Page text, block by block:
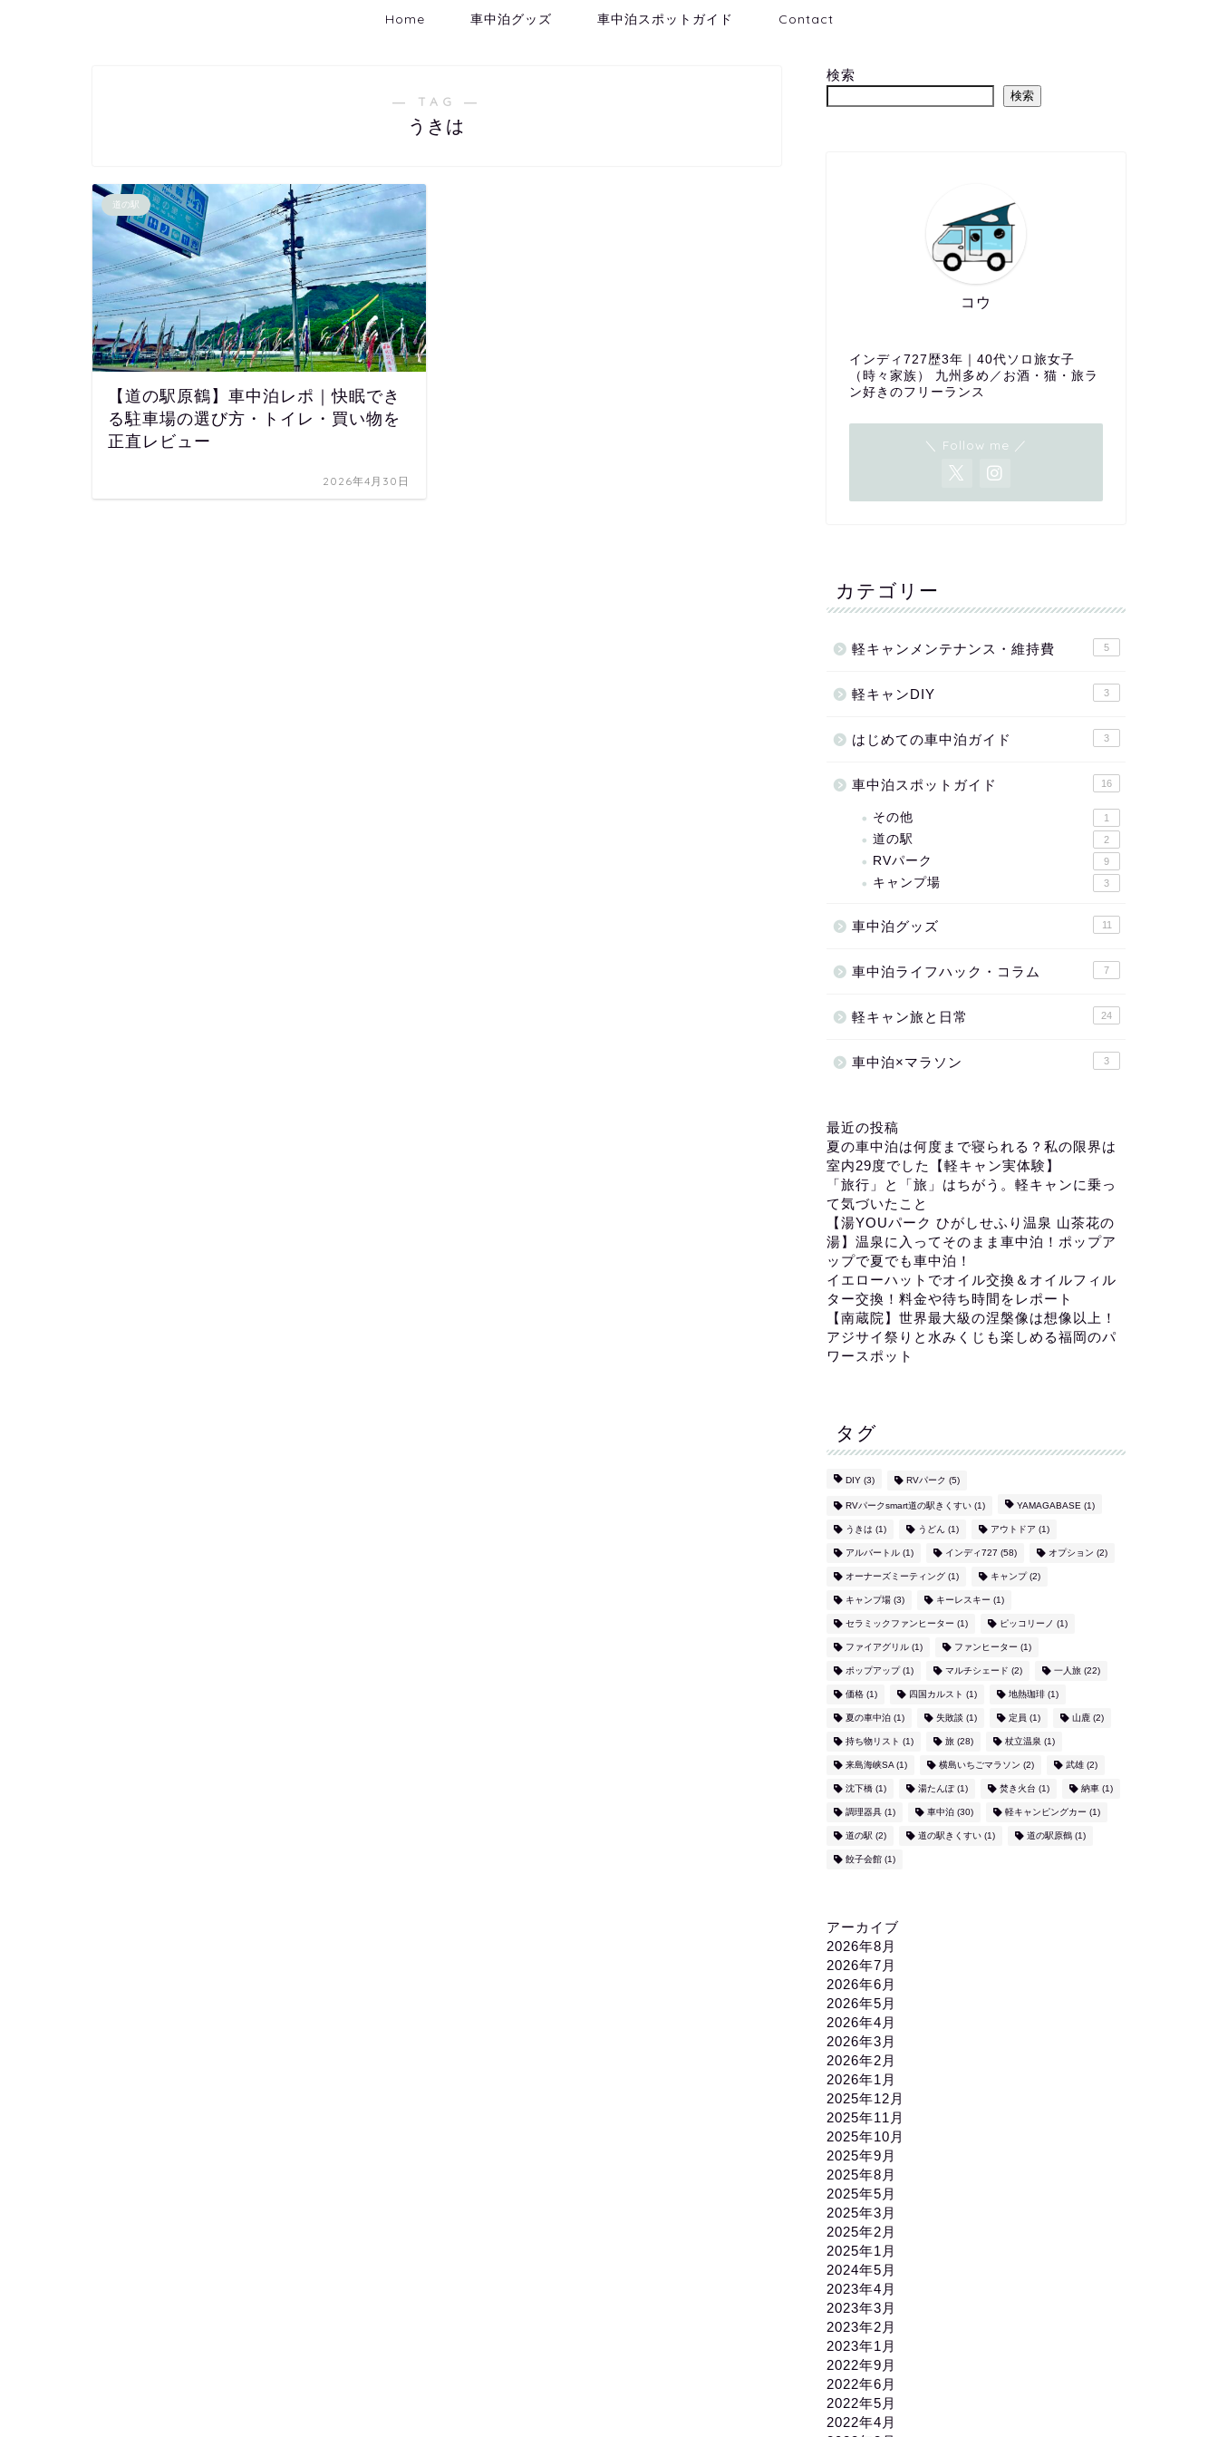
Home 車中泊グッズ 車中泊スポットガイド Contact
― TAG ―
うきは
道の駅
【道の駅原鶴】車中泊レポ｜快眠でき
る駐車場の選び方・トイレ・買い物を
正直レビュー
2026年4月30日
検索
検索
コウ
インディ727歴3年｜40代ソロ旅女子
（時々家族） 九州多め／お酒・猫・旅ラ
ン好きのフリーランス
＼ Follow me ／
カテゴリー
軽キャンメンテナンス・維持費 5
軽キャンDIY 3
はじめての車中泊ガイド 3
車中泊スポットガイド 16
その他 1
道の駅 2
RVパーク 9
キャンプ場 3
車中泊グッズ 11
車中泊ライフハック・コラム 7
軽キャン旅と日常 24
車中泊×マラソン 3
最近の投稿
夏の車中泊は何度まで寝られる？私の限界は
室内29度でした【軽キャン実体験】
「旅行」と「旅」はちがう。軽キャンに乗っ
て気づいたこと
【湯YOUパーク ひがしせふり温泉 山茶花の
湯】温泉に入ってそのまま車中泊！ポップア
ップで夏でも車中泊！
イエローハットでオイル交換＆オイルフィル
ター交換！料金や待ち時間をレポート
【南蔵院】世界最大級の涅槃像は想像以上！
アジサイ祭りと水みくじも楽しめる福岡のパ
ワースポット
タグ
DIY(3) RVパーク (5)
RVパークsmart道の駅きくすい(1) YAMAGABASE (1)
うきは (1) うどん (1) アウトドア (1)
アルバートル(1) インディ727 (58) オプション (2)
オーナーズミーティング(1) キャンプ(2)
キャンプ場(3) キーレスキー (1)
セラミックファンヒーター (1) ピッコリーノ (1)
ファイアグリル(1) ファンヒーター (1)
ポップアップ(1) マルチシェード (2) 一人旅(22)
価格(1) 四国カルスト (1) 地熱珈琲(1)
夏の車中泊(1) 失敗談 (1) 定員 (1) 山鹿(2)
持ち物リスト (1) 旅(28) 杖立温泉 (1)
来島海峡SA(1) 横島いちごマラソン (2) 武雄(2)
沈下橋(1) 湯たんぽ(1) 焚き火台 (1) 納車(1)
調理器具(1) 車中泊(30) 軽キャンピングカー (1)
道の駅 (2) 道の駅きくすい(1) 道の駅原鶴(1)
餃子会館(1)
アーカイブ
2026年8月
2026年7月
2026年6月
2026年5月
2026年4月
2026年3月
2026年2月
2026年1月
2025年12月
2025年11月
2025年10月
2025年9月
2025年8月
2025年5月
2025年3月
2025年2月
2025年1月
2024年5月
2023年4月
2023年3月
2023年2月
2023年1月
2022年9月
2022年6月
2022年5月
2022年4月